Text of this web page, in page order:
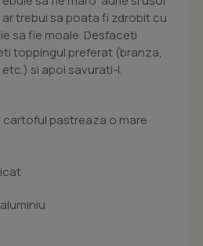
trebui sa poata fi zdrobit cu
sa fie moale. Desfaceti
toppingul preferat (branza,
etc.) si apoi savurati-l.
pastreaza o mare